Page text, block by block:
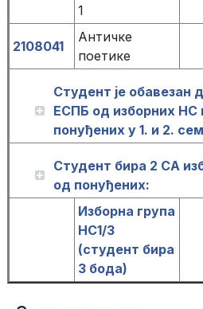
1
2108041
Античке
поетике
Студент је обавезан
ЕСПБ од изборних НС
понуђених у 1. и 2.
Студент бира 2 СА
од понуђених:
Изборна група
НС1/3
(студент бира
3 бода)